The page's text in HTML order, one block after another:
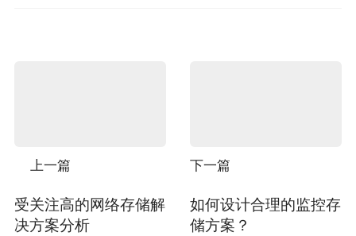
上一篇
受关注高的网络存储解
决方案分析
下一篇
如何设计合理的监控存
储方案？